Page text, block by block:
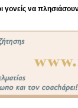
γονείς να